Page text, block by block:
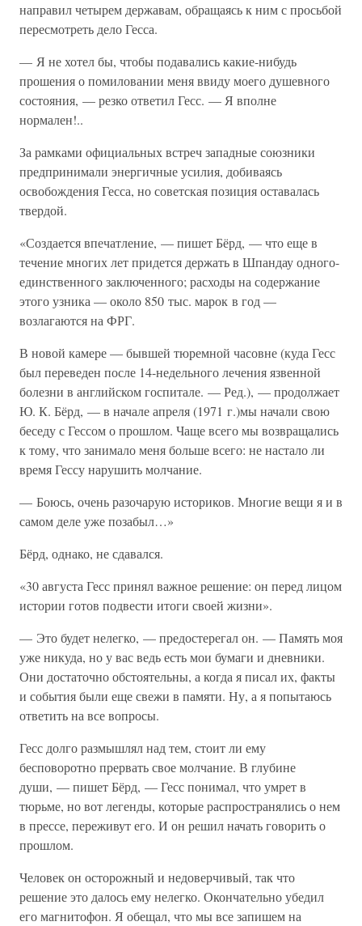
направил четырем державам, обращаясь к ним с просьбой
пересмотреть дело Гесса.
— Я не хотел бы, чтобы подавались какие-нибудь
прошения о помиловании меня ввиду моего душевного
состояния, — резко ответил Гесс. — Я вполне
нормален!..
За рамками официальных встреч западные союзники
предпринимали энергичные усилия, добиваясь
освобождения Гесса, но советская позиция оставалась
твердой.
«Создается впечатление, — пишет Бёрд, — что еще в
течение многих лет придется держать в Шпандау одного-
единственного заключенного; расходы на содержание
этого узника — около 850 тыс. марок в год —
возлагаются на ФРГ.
В новой камере — бывшей тюремной часовне (куда Гесс
был переведен после 14-недельного лечения язвенной
болезни в английском госпитале. — Ред.), — продолжает
Ю. К. Бёрд, — в начале апреля (1971 г.)мы начали свою
беседу с Гессом о прошлом. Чаще всего мы возвращались
к тому, что занимало меня больше всего: не настало ли
время Гессу нарушить молчание.
— Боюсь, очень разочарую историков. Многие вещи я и в
самом деле уже позабыл…»
Бёрд, однако, не сдавался.
«30 августа Гесс принял важное решение: он перед лицом
истории готов подвести итоги своей жизни».
— Это будет нелегко, — предостерегал он. — Память моя
уже никуда, но у вас ведь есть мои бумаги и дневники.
Они достаточно обстоятельны, а когда я писал их, факты
и события были еще свежи в памяти. Ну, а я попытаюсь
ответить на все вопросы.
Гесс долго размышлял над тем, стоит ли ему
бесповоротно прервать свое молчание. В глубине
души, — пишет Бёрд, — Гесс понимал, что умрет в
тюрьме, но вот легенды, которые распространялись о нем
в прессе, переживут его. И он решил начать говорить о
прошлом.
Человек он осторожный и недоверчивый, так что
решение это далось ему нелегко. Окончательно убедил
его магнитофон. Я обещал, что мы все запишем на